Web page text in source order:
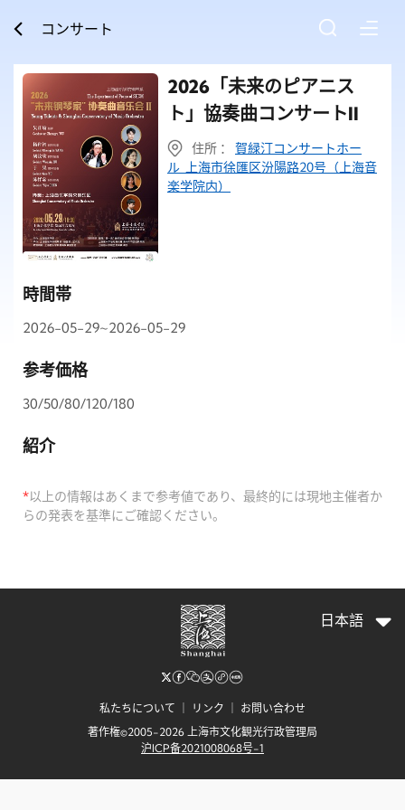
コンサート
2026「未来のピアニス
ト」協奏曲コンサートII
住所 ： 賀緑汀コンサートホー
ル 上海市徐匯区汾陽路20号（上海音
楽学院内）
時間帯
2026-05-29~2026-05-29
参考価格
30/50/80/120/180
紹介
*以上の情報はあくまで参考値であり、最終的には現地主催者か
らの発表を基準にご確認ください。
私たちについて リンク
お問い合わせ
著作権©2005-2026 上海市文化観光行政管理局
沪ICP备2021008068号-1
日本語